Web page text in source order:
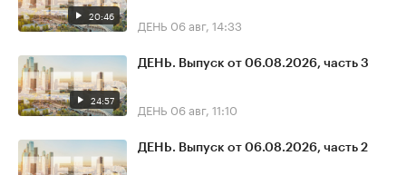
20:46 ДЕНЬ 06 авг, 14:33
24:57
ДЕНЬ. Выпуск от 06.08.2026, часть 3
ДЕНЬ 06 авг, 11:10
ДЕНЬ. Выпуск от 06.08.2026, часть 2